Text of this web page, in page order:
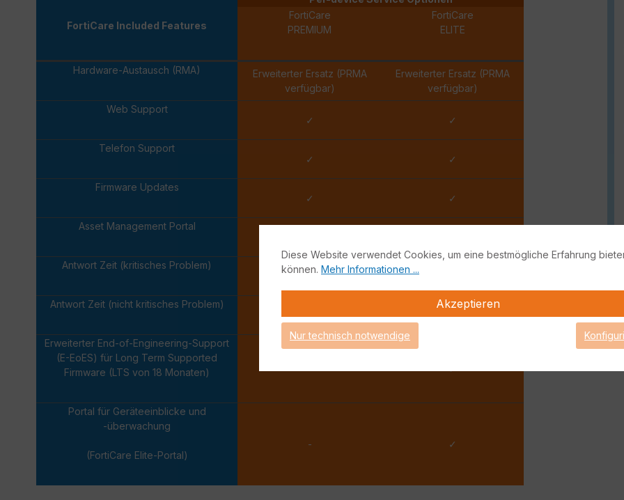
FortiCare Included Features
FortiCare
PREMIUM
FortiCare
ELITE
Hardware-Austausch (RMA)
Erweiterter Ersatz (PRMA
verfügbar)
Erweiterter Ersatz (PRMA
verfügbar)
Web Support
✓
✓
Telefon Support
✓
✓
Firmware Updates
✓
✓
Asset Management Portal
Antwort Zeit (kritisches Problem)
Eine Stunde
Antwort Zeit (nicht kritisches Problem)
Nächsten Werktag
2 Arbeitsstunden
Erweiterter End-of-Engineering-Support
(E-EoES) für Long Term Supported
Firmware (LTS von 18 Monaten)
- ✓
Portal für Geräteeinblicke und
-überwachung
(FortiCare Elite-Portal)
- ✓
Diese Website verwendet Cookies, um eine bestmögliche Erfahrung
können. Mehr Informationen ...
Akzeptieren
Nur technisch notwendige